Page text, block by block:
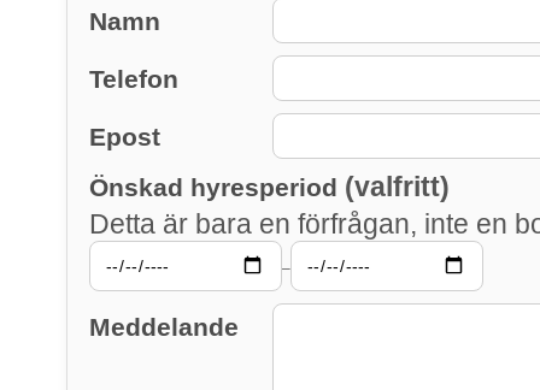
Namn
Telefon
Epost
Önskad hyresperiod (valfritt)
Detta är bara en förfrågan, inte en
–
Meddelande